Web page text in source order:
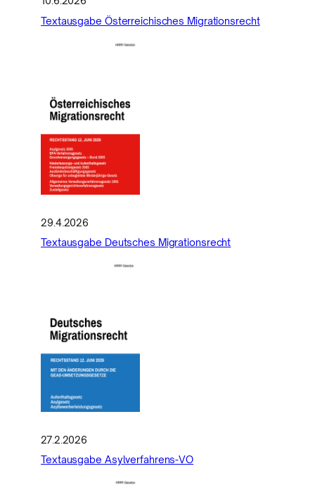
Textausgabe Österreichisches Migrationsrecht
29.4.2026
Textausgabe Deutsches Migrationsrecht
27.2.2026
Textausgabe Asylverfahrens-VO